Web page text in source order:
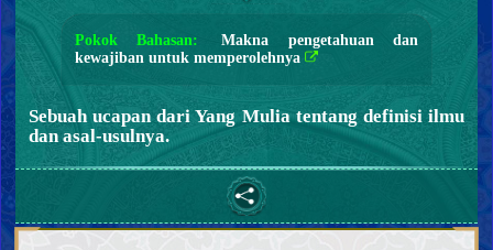
Pokok Bahasan:
Makna pengetahuan dan
kewajiban untuk memperolehnya
Sebuah ucapan dari Yang Mulia tentang definisi ilmu
dan asal-usulnya.